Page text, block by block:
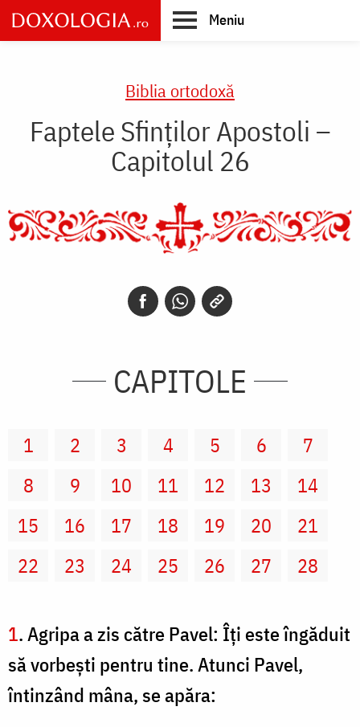
Skip
to
main
Meniu
Biblia ortodoxă
Faptele Sfinților Apostoli –
Capitolul 26
CAPITOLE
1 2 3 4 5 6
7
8
9 10 11 12 13
14
15
16 17 18 19 20
21
22
23 24 25 26 27 28
1. Agripa a zis către Pavel: Îţi este îngăduit
să vorbeşti pentru tine. Atunci Pavel,
întinzând mâna, se apăra: